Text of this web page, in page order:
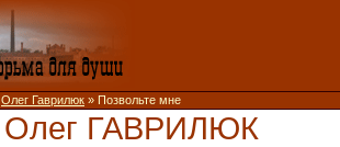
Олег Гаврилюк » Позвольте мне
Олег ГАВРИЛЮК